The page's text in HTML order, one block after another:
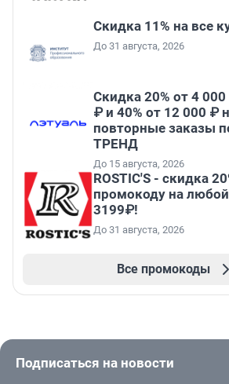
Скидка 11% на все
До 31 августа, 2026
Скидка 20% от 4
₽ и 40% от 12 000 ₽
повторные заказы
ТРЕНД
До 15 августа, 2026
ROSTIC'S - скидка
промокоду на любой
3199₽!
До 31 августа, 2026
Все промокоды
Подписаться на новости